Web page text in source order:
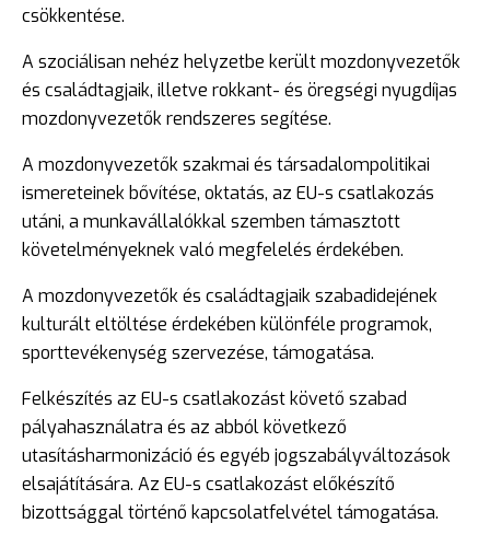
csökkentése.
A szociálisan nehéz helyzetbe került mozdonyvezetők
és családtagjaik, illetve rokkant- és öregségi nyugdíjas
mozdonyvezetők rendszeres segítése.
A mozdonyvezetők szakmai és társadalompolitikai
ismereteinek bővítése, oktatás, az EU-s csatlakozás
utáni, a munkavállalókkal szemben támasztott
követelményeknek való megfelelés érdekében.
A mozdonyvezetők és családtagjaik szabadidejének
kulturált eltöltése érdekében különféle programok,
sporttevékenység szervezése, támogatása.
Felkészítés az EU-s csatlakozást követő szabad
pályahasználatra és az abból következő
utasításharmonizáció és egyéb jogszabályváltozások
elsajátítására. Az EU-s csatlakozást előkészítő
bizottsággal történő kapcsolatfelvétel támogatása.